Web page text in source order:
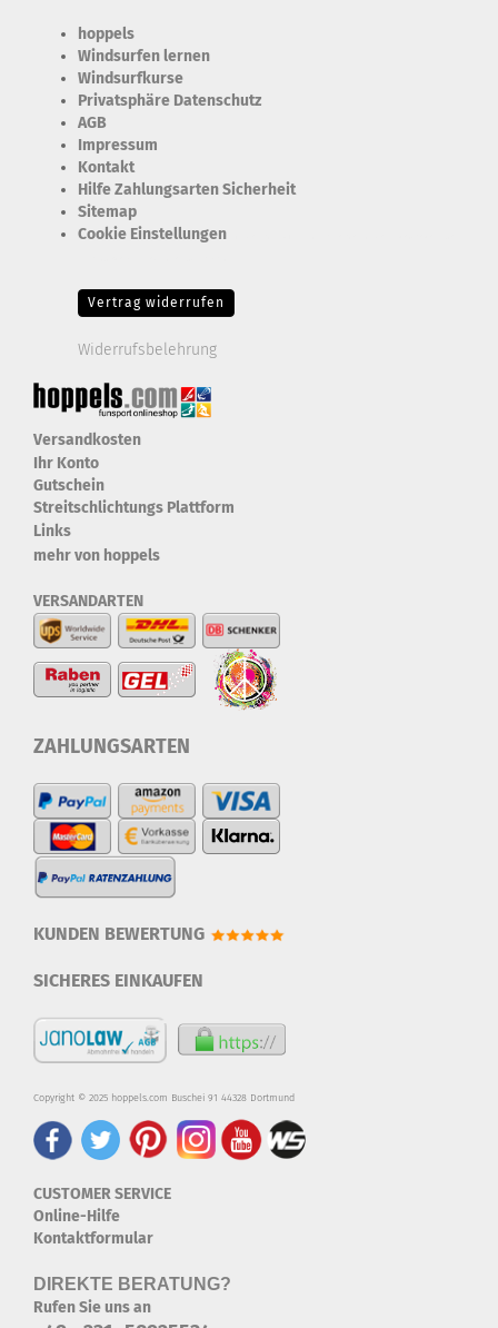
hoppels
Windsurfen lernen
Windsurfkurse
Privatsphäre Datenschutz
AGB
Impressum
Kontakt
Hilfe Zahlungsarten Sicherheit
Sitemap
Cookie Einstellungen
Vertrag widerrufen
Widerrufsbelehrung
Versandkosten
Ihr Konto
Gutschein
Streitschlichtungs Plattform
Links
mehr von hoppels
VERSANDARTEN
ZAHLUNGSARTEN
KUNDEN BEWERTUNG
SICHERES EINKAUFEN
Copyright © 2025 hoppels.com Buschei 91 44328 Dortmund
CUSTOMER SERVICE
Online-Hilfe
Kontaktformular
DIREKTE BERATUNG?
Rufen Sie uns an